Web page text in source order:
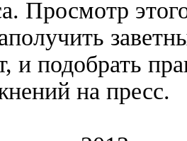
Просмотр
и подобрать
на пресс.